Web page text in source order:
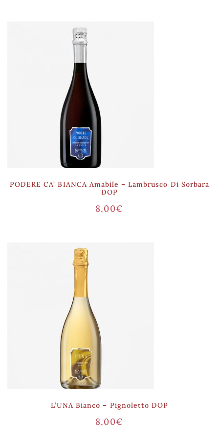
PODERE CA’ BIANCA Amabile – Lambrusco Di Sorbara
DOP
8,00€
L’UNA Bianco – Pignoletto DOP
8,00€